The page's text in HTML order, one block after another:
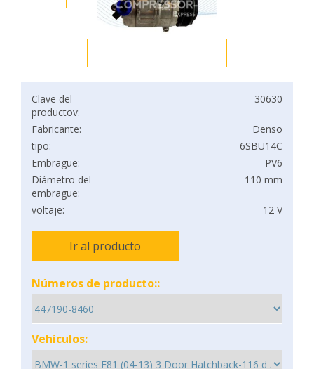
Clave del
productov:
30630
Fabricante:
Denso
tipo:
6SBU14C
Embrague:
PV6
Diámetro del
embrague:
110 mm
voltaje: 12 V
Ir al producto
Números de producto::
Vehículos: